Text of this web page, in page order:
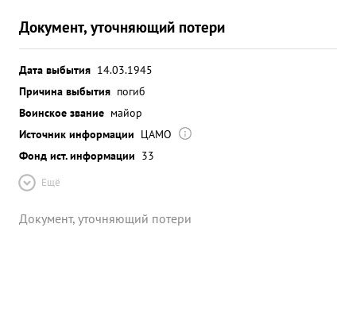
Документ, уточняющий потери
Дата выбытия 14.03.1945
Причина выбытия погиб
Воинское звание майор
Источник информации ЦАМО
Фонд ист. информации 33
Ещё
Документ, уточняющий потери